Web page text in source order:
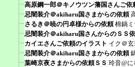
高原鋼一郎＠キノウツン藩国さんご依
忌闇装介＠akiharu国さまからの依頼
さるき＠暁の円卓様からの依頼 棉鍋
忌闇装介＠akiharu国さんからのＳＳ
カイエさんご依頼のイラスト イク＠
忌闇装介＠akiharu国さまからの依頼
葉崎京夜さまからの依頼ＳＳ 玲音@に